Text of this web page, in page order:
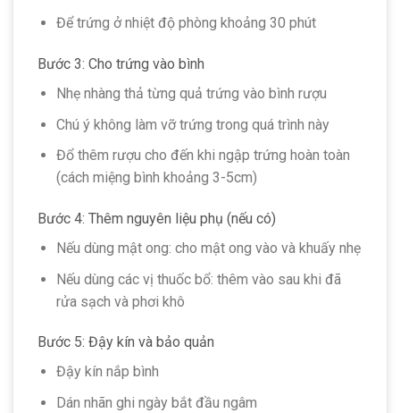
Để trứng ở nhiệt độ phòng khoảng 30 phút
Bước 3: Cho trứng vào bình
Nhẹ nhàng thả từng quả trứng vào bình rượu
Chú ý không làm vỡ trứng trong quá trình này
Đổ thêm rượu cho đến khi ngập trứng hoàn toàn
(cách miệng bình khoảng 3-5cm)
Bước 4: Thêm nguyên liệu phụ (nếu có)
Nếu dùng mật ong: cho mật ong vào và khuấy nhẹ
Nếu dùng các vị thuốc bổ: thêm vào sau khi đã
rửa sạch và phơi khô
Bước 5: Đậy kín và bảo quản
Đậy kín nắp bình
Dán nhãn ghi ngày bắt đầu ngâm